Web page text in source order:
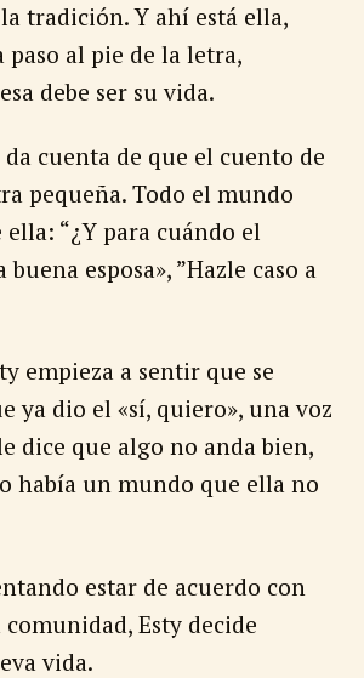
tradición. Y ahí está ella,
paso al pie de la letra,
debe ser su vida.
cuenta de que el cuento de
pequeña. Todo el mundo
ella: “¿Y para cuándo el
buena esposa», ”Hazle caso a
empieza a sentir que se
ya dio el «sí, quiero», una voz
dice que algo no anda bien,
había un mundo que ella no
estar de acuerdo con
Esty decide
vida.